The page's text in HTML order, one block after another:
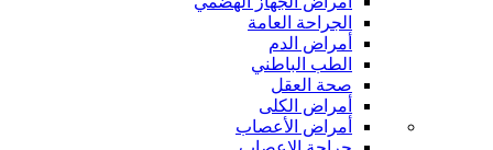
الجراحة العامة
أمراض الدم
الطب الباطني
صحة العقل
أمراض الكلى
أمراض الأعصاب